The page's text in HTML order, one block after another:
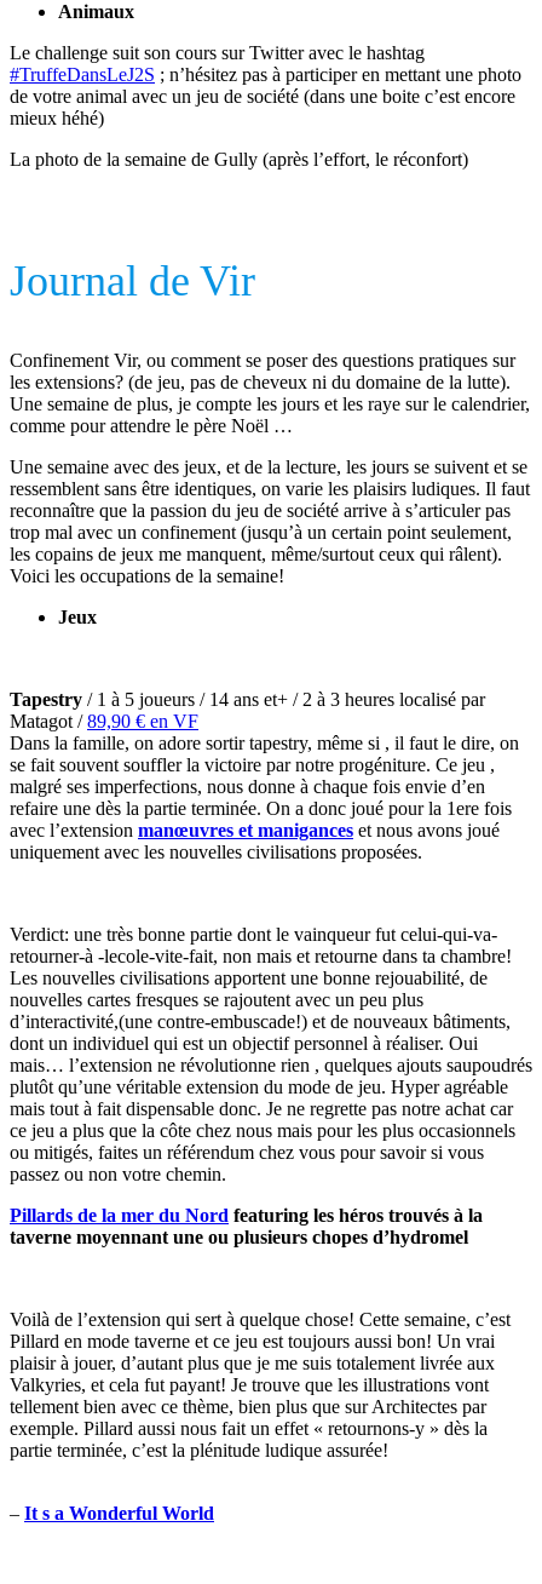
Animaux
Le challenge suit son cours sur Twitter avec le hashtag
#TruffeDansLeJ2S ; n’hésitez pas à participer en mettant une photo
de votre animal avec un jeu de société (dans une boite c’est encore
mieux héhé)
La photo de la semaine de Gully (après l’effort, le réconfort)
Journal de Vir
Confinement Vir, ou comment se poser des questions pratiques sur
les extensions? (de jeu, pas de cheveux ni du domaine de la lutte).
Une semaine de plus, je compte les jours et les raye sur le calendrier,
comme pour attendre le père Noël …
Une semaine avec des jeux, et de la lecture, les jours se suivent et se
ressemblent sans être identiques, on varie les plaisirs ludiques. Il faut
reconnaître que la passion du jeu de société arrive à s’articuler pas
trop mal avec un confinement (jusqu’à un certain point seulement,
les copains de jeux me manquent, même/surtout ceux qui râlent).
Voici les occupations de la semaine!
Jeux
Tapestry / 1 à 5 joueurs / 14 ans et+ / 2 à 3 heures localisé par
Matagot /89,90 € en VF
Dans la famille, on adore sortir tapestry, même si , il faut le dire, on
se fait souvent souffler la victoire par notre progéniture. Ce jeu ,
malgré ses imperfections, nous donne à chaque fois envie d’en
refaire une dès la partie terminée. On a donc joué pour la 1ere fois
avec l’extension manœuvres et manigances et nous avons joué
uniquement avec les nouvelles civilisations proposées.
Verdict: une très bonne partie dont le vainqueur fut celui-qui-va-
retourner-à -lecole-vite-fait, non mais et retourne dans ta chambre!
Les nouvelles civilisations apportent une bonne rejouabilité, de
nouvelles cartes fresques se rajoutent avec un peu plus
d’interactivité,(une contre-embuscade!) et de nouveaux bâtiments,
dont un individuel qui est un objectif personnel à réaliser. Oui
mais… l’extension ne révolutionne rien , quelques ajouts saupoudrés
plutôt qu’une véritable extension du mode de jeu. Hyper agréable
mais tout à fait dispensable donc. Je ne regrette pas notre achat car
ce jeu a plus que la côte chez nous mais pour les plus occasionnels
ou mitigés, faites un référendum chez vous pour savoir si vous
passez ou non votre chemin.
Pillards de la mer du Nord featuring les héros trouvés à la
taverne moyennant une ou plusieurs chopes d’hydromel
Voilà de l’extension qui sert à quelque chose! Cette semaine, c’est
Pillard en mode taverne et ce jeu est toujours aussi bon! Un vrai
plaisir à jouer, d’autant plus que je me suis totalement livrée aux
Valkyries, et cela fut payant! Je trouve que les illustrations vont
tellement bien avec ce thème, bien plus que sur Architectes par
exemple. Pillard aussi nous fait un effet « retournons-y » dès la
partie terminée, c’est la plénitude ludique assurée!
– It s a Wonderful World